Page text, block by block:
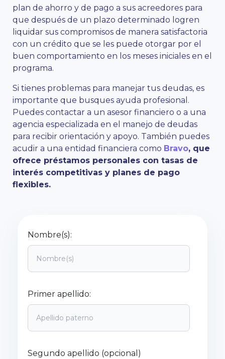
plan de ahorro y de pago a sus acreedores para
que después de un plazo determinado logren
liquidar sus compromisos de manera satisfactoria
con un crédito que se les puede otorgar por el
buen comportamiento en los meses iniciales en el
programa.
Si tienes problemas para manejar tus deudas, es
importante que busques ayuda profesional.
Puedes contactar a un asesor financiero o a una
agencia especializada en el manejo de deudas
para recibir orientación y apoyo. También puedes
acudir a una entidad financiera como Bravo, que
ofrece préstamos personales con tasas de
interés competitivas y planes de pago
flexibles.
Nombre(s):
Primer apellido:
Segundo apellido (opcional)